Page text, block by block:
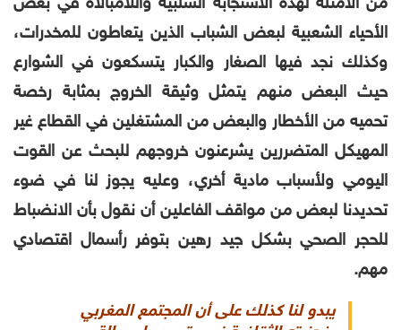
من الأمثلة لهذه الاستجابة السلبية واللامبالاة في بعض
الأحياء الشعبية لبعض الشباب الذين يتعاطون للمخدرات،
وكذلك نجد فيها الصغار والكبار يتسكعون في الشوارع
حيث البعض منهم يتمثل وثيقة الخروج بمثابة رخصة
تحميه من الأخطار والبعض من المشتغلين في القطاع غير
المهيكل المتضررين يشرعنون خروجهم للبحث عن القوت
اليومي ولأسباب مادية أخري، وعليه يجوز لنافي ضوء
تحديدنا لبعض من مواقفالفاعلين أن نقول بأن الانضباط
للحجر الصحي بشكل جيد رهين بتوفر رأسمال اقتصادي
مهم.
يبدو لنا كذلك على أن المجتمع المغربي